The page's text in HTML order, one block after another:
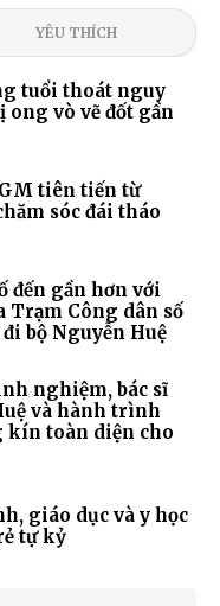
YÊU THÍCH
tuổi thoát nguy
vò vẽ đốt gần
tiên tiến từ
sóc đái tháo
đến gần hơn với
Trạm Công dân số
bộ Nguyễn Huệ
nghiệm, bác sĩ
và hành trình
kín toàn diện cho
giáo dục và y học
tự kỷ